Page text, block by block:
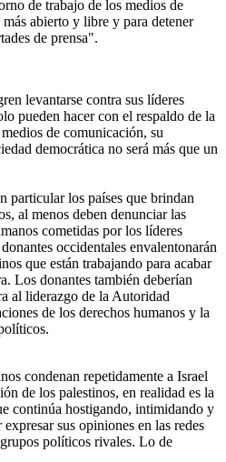
de trabajo de los medios de
abierto y libre y para detener
de prensa".
levantarse contra sus líderes
pueden hacer con el respaldo de la
de comunicación, su
democrática no será más que un
particular los países que brindan
al menos deben denunciar las
cometidas por los líderes
occidentales envalentonarán
que están trabajando para acabar
Los donantes también deberían
al liderazgo de la Autoridad
de los derechos humanos y la
condenan repetidamente a Israel
de los palestinos, en realidad es la
continúa hostigando, intimidando y
sus opiniones en las redes
políticos rivales. Lo de